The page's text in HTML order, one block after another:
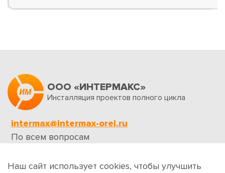
ООО «ИНТЕРМАКС»
Инсталляция проектов полного цикла
intermax@intermax-orel.ru
По всем вопросам
Обратная связь
Наш сайт использует cookies, чтобы улучшить